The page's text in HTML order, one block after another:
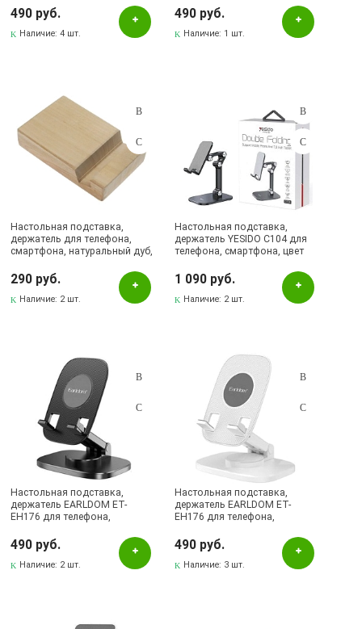
490 руб.
Наличие:4 шт.
490 руб.
Наличие: 1 шт.
Настольная подставка,
держатель для телефона,
смартфона, натуральный дуб,
290 руб.
Наличие: 2 шт.
Настольная подставка,
держатель YESIDO C104 для
телефона, смартфона, цвет
1 090 руб.
Наличие: 2 шт.
Настольная подставка,
держатель EARLDOM ET-
EH176 для телефона,
490 руб.
Наличие: 2 шт.
Настольная подставка,
держатель EARLDOM ET-
EH176 для телефона,
490 руб.
Наличие: 3 шт.